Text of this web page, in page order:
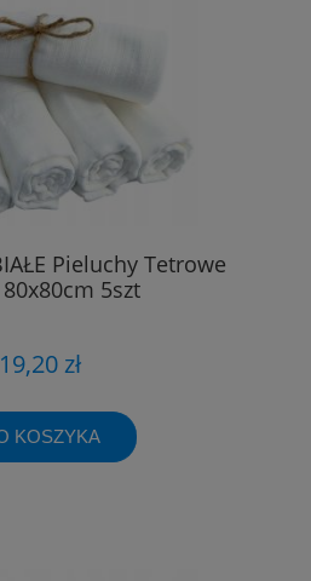
Pieluchy Tetrowe
80x80cm 5szt
19,20 zł
KOSZYKA